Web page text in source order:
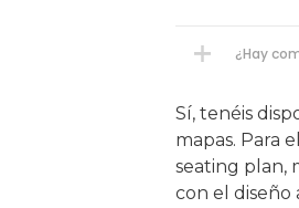
¿Hay
Sí, tenéis
mapas. Para
seating plan,
con el diseño